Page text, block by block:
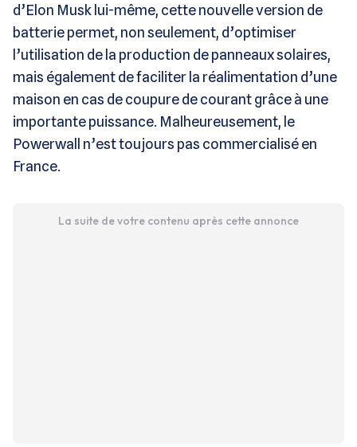
d’Elon Musk lui-même, cette nouvelle version de
batterie permet, non seulement, d’optimiser
l’utilisation de la production de panneaux solaires,
mais également de faciliter la réalimentation d’une
maison en cas de coupure de courant grâce à une
importante puissance. Malheureusement, le
Powerwall n’est toujours pas commercialisé en
France.
La suite de votre contenu après cette annonce